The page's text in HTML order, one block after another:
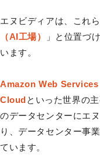
エヌビディアは、これ
（AI工場）
」と位置づ
います。
Amazon Web Services
Cloudといった世界の
のデータセンターにエ
り、データセンター事
ています。